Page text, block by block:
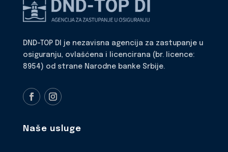
DND-TOP DI je nezavisna agencija za zastupanje u
osiguranju, ovlašćena i licencirana (br. licence:
8954) od strane Narodne banke Srbije.
Naše usluge